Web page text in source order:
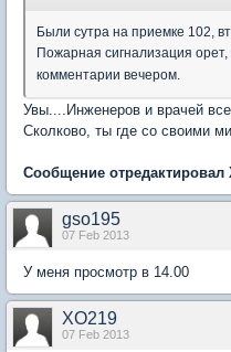
Были сутра на приемке 102,
Пожарная сигнализация
комментарии вечером.
Увы....Инженеров и врачей
Сколково, ты где со своими
Сообщение отредактировал
gso195
07 Feb 2013
У меня просмотр в 14.00
XO219
07 Feb 2013